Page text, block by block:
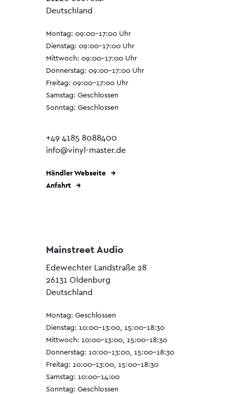
Deutschland
Montag: 09:00–17:00 Uhr
Dienstag: 09:00–17:00 Uhr
Mittwoch: 09:00–17:00 Uhr
Donnerstag: 09:00–17:00 Uhr
Freitag: 09:00–17:00 Uhr
Samstag: Geschlossen
Sonntag: Geschlossen
+49 4185 8088400
info@vinyl-master.de
Händler Webseite
Anfahrt
Mainstreet Audio
Edewechter Landstraße 28
26131 Oldenburg
Deutschland
Montag: Geschlossen
Dienstag: 10:00–13:00, 15:00–18:30
Mittwoch: 10:00–13:00, 15:00–18:30
Donnerstag: 10:00–13:00, 15:00–18:30
Freitag: 10:00–13:00, 15:00–18:30
Samstag: 10:00–14:00
Sonntag: Geschlossen